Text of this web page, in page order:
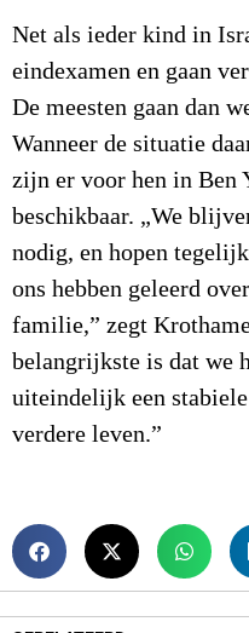
Net als ieder kind in
eindexamen en gaan
De meesten gaan dan
Wanneer de situatie
zijn er voor hen in Ben
beschikbaar. „We
nodig, en hopen
ons hebben geleerd
familie,” zegt
belangrijkste is dat we
uiteindelijk een
verdere leven.”